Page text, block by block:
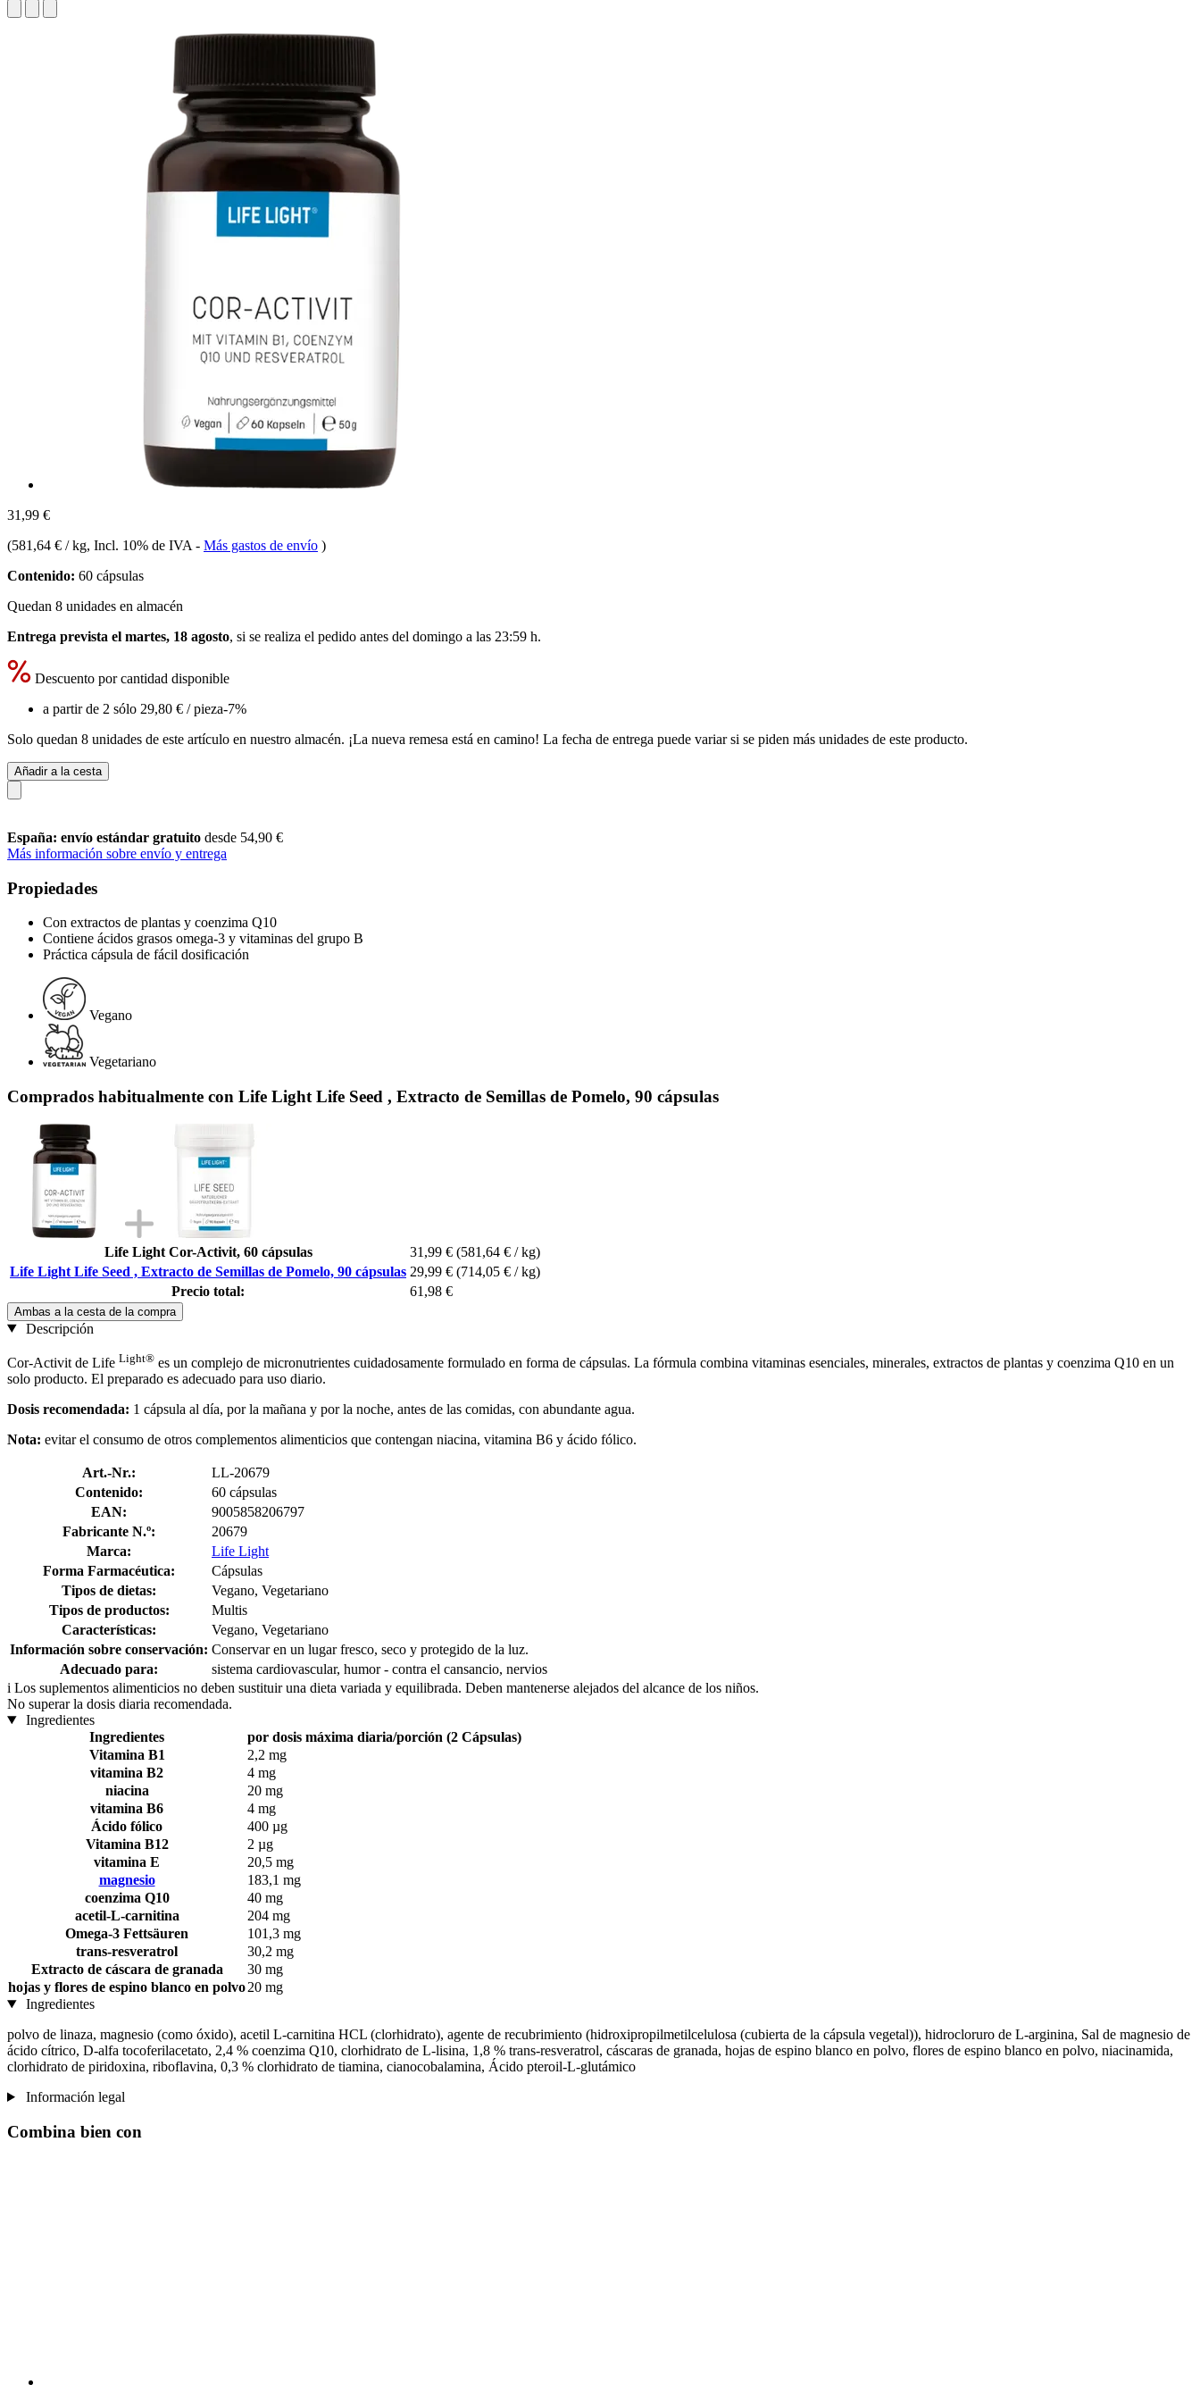
31,99 €
(581,64 € / kg, Incl. 10% de IVA - Más gastos de envío )
Contenido: 60 cápsulas
Quedan 8 unidades en almacén
Entrega prevista el martes, 18 agosto, si se realiza el pedido antes del domingo a las 23:59 h.
Descuento por cantidad disponible
a partir de 2 sólo 29,80 € / pieza-7%
Solo quedan 8 unidades de este artículo en nuestro almacén. ¡La nueva remesa está en camino! La fecha de entrega puede variar si se piden más unidades de este producto.
Añadir a la cesta
España: envío estándar gratuito desde 54,90 €
Más información sobre envío y entrega
Propiedades
Con extractos de plantas y coenzima Q10
Contiene ácidos grasos omega-3 y vitaminas del grupo B
Práctica cápsula de fácil dosificación
Vegano
Vegetariano
Comprados habitualmente con Life Light Life Seed , Extracto de Semillas de Pomelo, 90 cápsulas
Life Light Cor-Activit, 60 cápsulas 31,99 € (581,64 € / kg)
Life Light Life Seed , Extracto de Semillas de Pomelo, 90 cápsulas 29,99 € (714,05 € / kg)
Precio total:
61,98 €
Ambas a la cesta de la compra
Descripción
Cor-Activit de Life Light® es un complejo de micronutrientes cuidadosamente formulado en forma de cápsulas. La fórmula combina vitaminas esenciales, minerales, extractos de plantas y coenzima Q10 en un
solo producto. El preparado es adecuado para uso diario.
Dosis recomendada: 1 cápsula al día, por la mañana y por la noche, antes de las comidas, con abundante agua.
Nota: evitar el consumo de otros complementos alimenticios que contengan niacina, vitamina B6 y ácido fólico.
Art.-Nr.:
LL-20679
Contenido:
60 cápsulas
EAN:
9005858206797
Fabricante N.º:
20679
Marca:
Life Light
Forma Farmacéutica:
Cápsulas
Tipos de dietas:
Vegano, Vegetariano
Tipos de productos:
Multis
Características:
Vegano, Vegetariano
Información sobre conservación: Conservar en un lugar fresco, seco y protegido de la luz.
Adecuado para:
sistema cardiovascular, humor - contra el cansancio, nervios
i Los suplementos alimenticios no deben sustituir una dieta variada y equilibrada. Deben mantenerse alejados del alcance de los niños.
No superar la dosis diaria recomendada.
Ingredientes
Ingredientes
por dosis máxima diaria/porción (2 Cápsulas)
Vitamina B1
2,2 mg
vitamina B2
4 mg
niacina
20 mg
vitamina B6
4 mg
Ácido fólico
400 µg
Vitamina B12
2 µg
vitamina E
20,5 mg
magnesio
183,1 mg
coenzima Q10
40 mg
acetil-L-carnitina
204 mg
Omega-3 Fettsäuren
101,3 mg
trans-resveratrol
30,2 mg
Extracto de cáscara de granada
30 mg
hojas y flores de espino blanco en polvo20 mg
Ingredientes
polvo de linaza, magnesio (como óxido), acetil L-carnitina HCL (clorhidrato), agente de recubrimiento (hidroxipropilmetilcelulosa (cubierta de la cápsula vegetal)), hidrocloruro de L-arginina, Sal de magnesio de
ácido cítrico, D-alfa tocoferilacetato, 2,4 % coenzima Q10, clorhidrato de L-lisina, 1,8 % trans-resveratrol, cáscaras de granada, hojas de espino blanco en polvo, flores de espino blanco en polvo, niacinamida,
clorhidrato de piridoxina, riboflavina, 0,3 % clorhidrato de tiamina, cianocobalamina, Ácido pteroil-L-glutámico
Información legal
Combina bien con